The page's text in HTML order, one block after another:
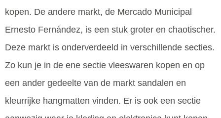
kopen. De andere markt, de Mercado Municipal
Ernesto Fernández, is een stuk groter en chaotischer.
Deze markt is onderverdeeld in verschillende secties.
Zo kun je in de ene sectie vleeswaren kopen en op
een ander gedeelte van de markt sandalen en
kleurrijke hangmatten vinden. Er is ook een sectie